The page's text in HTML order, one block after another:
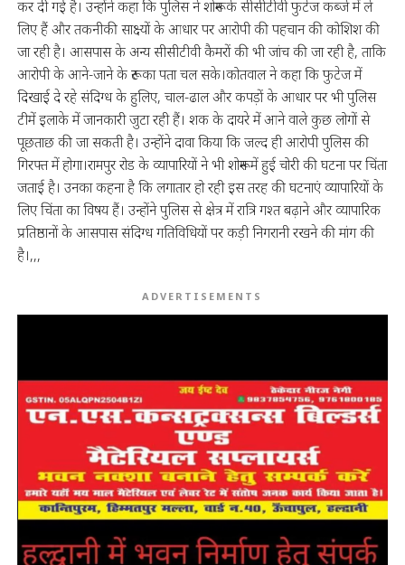
कर दी गई है। उन्होंने कहा कि पुलिस ने शोरूम के सीसीटीवी फुटेज कब्जे में ले
लिए हैं और तकनीकी साक्ष्यों के आधार पर आरोपी की पहचान की कोशिश की
जा रही है। आसपास के अन्य सीसीटीवी कैमरों की भी जांच की जा रही है, ताकि
आरोपी के आने-जाने के रूट का पता चल सके।कोतवाल ने कहा कि फुटेज में
दिखाई दे रहे संदिग्ध के हुलिए, चाल-ढाल और कपड़ों के आधार पर भी पुलिस
टीमें इलाके में जानकारी जुटा रही हैं। शक के दायरे में आने वाले कुछ लोगों से
पूछताछ की जा सकती है। उन्होंने दावा किया कि जल्द ही आरोपी पुलिस की
गिरफ्त में होगा।रामपुर रोड के व्यापारियों ने भी शोरूम में हुई चोरी की घटना पर चिंता
जताई है। उनका कहना है कि लगातार हो रही इस तरह की घटनाएं व्यापारियों के
लिए चिंता का विषय हैं। उन्होंने पुलिस से क्षेत्र में रात्रि गश्त बढ़ाने और व्यापारिक
प्रतिष्ठानों के आसपास संदिग्ध गतिविधियों पर कड़ी निगरानी रखने की मांग की
है।,,,
ADVERTISEMENTS